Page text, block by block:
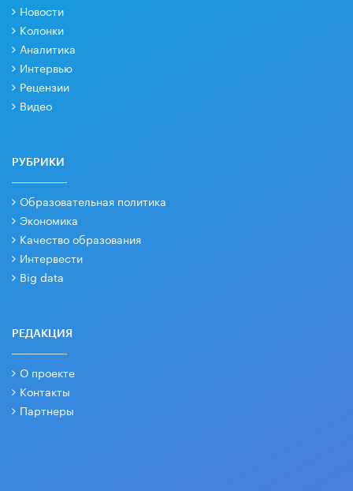
Новости
Колонки
Аналитика
Интервью
Рецензии
Видео
РУБРИКИ
Образовательная политика
Экономика
Качество образования
Интервести
Big data
РЕДАКЦИЯ
О проекте
Контакты
Партнеры